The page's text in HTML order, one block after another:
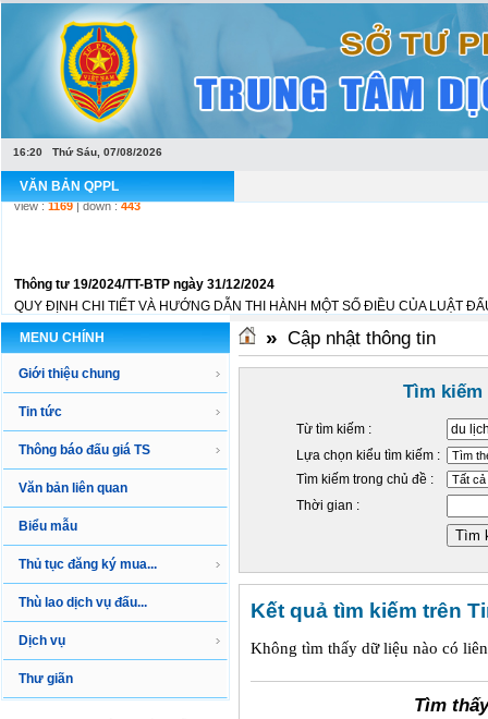
16:20 Thứ Sáu, 07/08/2026
VĂN BẢN QPPL
Văn bản hợp nhất Luật Đấu giá tài sản
LUẬT ĐẤU GIÁ TÀI SẢNLuật Đấu giá tài sản số 01/2016/QH14 ngày 17 tháng
MENU CHÍNH
Giới thiệu chung
Tin tức
Thông báo đấu giá TS
Văn bản liên quan
Biểu mẫu
Thủ tục đăng ký mua...
Thù lao dịch vụ đấu...
Dịch vụ
Thư giãn
» Cập nhật thông tin
Tìm
Từ tìm kiếm :
Lựa chọn kiểu tìm kiếm :
Tìm kiếm trong chủ đề :
Thời gian :
Kết quả tìm kiếm trên
Không tìm thấy dữ liệu nào có
Tìm